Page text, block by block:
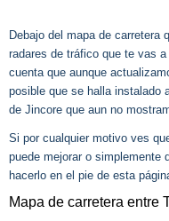
Debajo del mapa de carretera
radares de tráfico que te vas
cuenta que aunque
posible que se halla instalado
de Jincore que aun no
Si por cualquier motivo ves
puede mejorar o simplemente
hacerlo en el pie de esta
Mapa de carretera entre